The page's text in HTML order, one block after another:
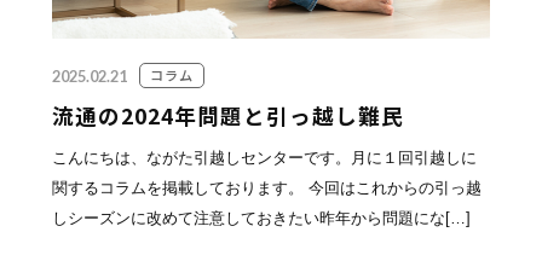
095-839-1983
Webから簡単お見積り！
【無料】お見積り依頼フォーム
2025.02.21 コラム
流通の2024年問題と引っ越し難民
こんにちは、ながた引越しセンターです。月に１回引越しに
関するコラムを掲載しております。 今回はこれからの引っ越
しシーズンに改めて注意しておきたい昨年から問題にな[…]